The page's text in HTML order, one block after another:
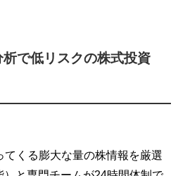
で低リスクの株式投資
てくる膨大な量の株情報を厳選